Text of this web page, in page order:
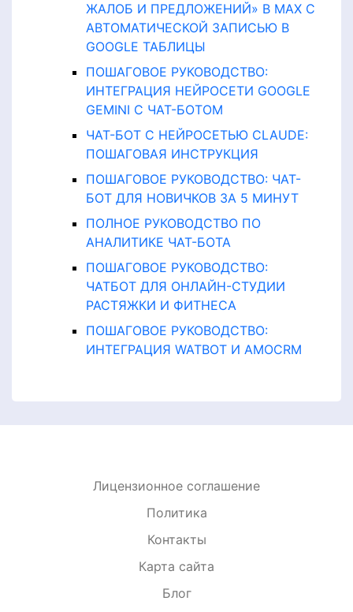
ЖАЛОБ И ПРЕДЛОЖЕНИЙ» В MAX С
АВТОМАТИЧЕСКОЙ ЗАПИСЬЮ В
GOOGLE ТАБЛИЦЫ
ПОШАГОВОЕ РУКОВОДСТВО:
ИНТЕГРАЦИЯ НЕЙРОСЕТИ GOOGLE
GEMINI С ЧАТ-БОТОМ
ЧАТ-БОТ С НЕЙРОСЕТЬЮ CLAUDE:
ПОШАГОВАЯ ИНСТРУКЦИЯ
ПОШАГОВОЕ РУКОВОДСТВО: ЧАТ-
БОТ ДЛЯ НОВИЧКОВ ЗА 5 МИНУТ
ПОЛНОЕ РУКОВОДСТВО ПО
АНАЛИТИКЕ ЧАТ-БОТА
ПОШАГОВОЕ РУКОВОДСТВО:
ЧАТБОТ ДЛЯ ОНЛАЙН-СТУДИИ
РАСТЯЖКИ И ФИТНЕСА
ПОШАГОВОЕ РУКОВОДСТВО:
ИНТЕГРАЦИЯ WATBOT И AMOCRM
Лицензионное соглашение
Политика
Контакты
Карта сайта
Блог